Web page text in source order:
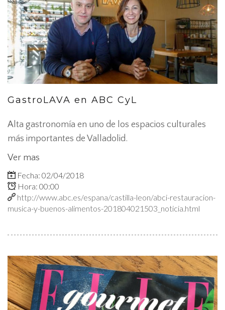
GastroLAVA en ABC CyL
Alta gastronomía en uno de los espacios culturales
más importantes de Valladolid.
Ver mas
Fecha: 02/04/2018
Hora: 00:00
http://www.abc.es/espana/castilla-leon/abci-restauracion-
musica-y-buenos-alimentos-201804021503_noticia.html